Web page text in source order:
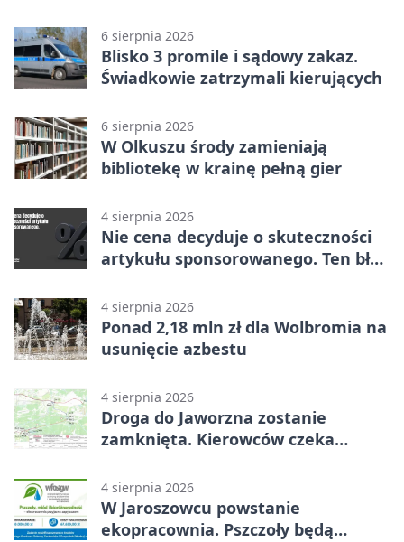
6 sierpnia 2026
Blisko 3 promile i sądowy zakaz.
Świadkowie zatrzymali kierujących
6 sierpnia 2026
W Olkuszu środy zamieniają
bibliotekę w krainę pełną gier
4 sierpnia 2026
Nie cena decyduje o skuteczności
artykułu sponsorowanego. Ten błąd
4 sierpnia 2026
Ponad 2,18 mln zł dla Wolbromia na
usunięcie azbestu
4 sierpnia 2026
Droga do Jaworzna zostanie
zamknięta. Kierowców czeka
4 sierpnia 2026
W Jaroszowcu powstanie
ekopracownia. Pszczoły będą